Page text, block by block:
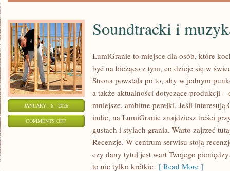
JANUARY - 6 - 2026
COMMENTS OFFON
SOUNDTRACKI
Soundtracki i
LumiGranie to miejsce dla osób, które
być na bieżąco z tym, co dzieje się w
Strona powstała po to, aby w jednym
a także aktualności dotyczące produkcji
mniejsze, ambitne perełki. Jeśli
indie, na LumiGranie znajdziesz treści
gustach i stylach grania. Warto zajrzeć
Recenzje. W centrum serwisu stoją
czy dany tytuł jest wart Twojego
to nie tylko krótkie [ Read More ]